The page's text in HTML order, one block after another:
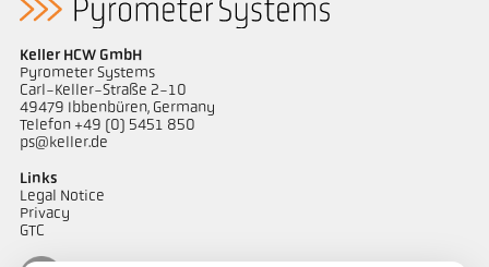
Keller HCW GmbH
Pyrometer Systems
Carl-Keller-Straße 2-10
49479 Ibbenbüren, Germany
Telefon +49 (0) 5451 850
ps@keller.de
Links
Legal Notice
Privacy
GTC